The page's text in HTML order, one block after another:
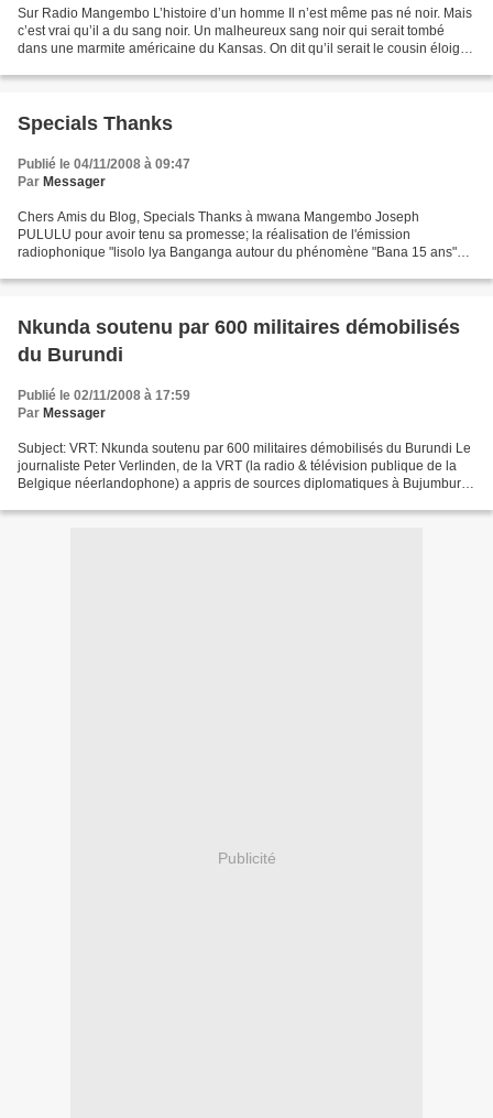
Sur Radio Mangembo L’histoire d’un homme Il n’est même pas né noir. Mais
c’est vrai qu’il a du sang noir. Un malheureux sang noir qui serait tombé
dans une marmite américaine du Kansas. On dit qu’il serait le cousin éloigné
Specials Thanks
Publié le 04/11/2008 à 09:47
Par Messager
Chers Amis du Blog, Specials Thanks à mwana Mangembo Joseph
PULULU pour avoir tenu sa promesse; la réalisation de l'émission
radiophonique "lisolo lya Banganga autour du phénomène "Bana 15 ans"
Nkunda soutenu par 600 militaires démobilisés
du Burundi
Publié le 02/11/2008 à 17:59
Par Messager
Subject: VRT: Nkunda soutenu par 600 militaires démobilisés du Burundi Le
journaliste Peter Verlinden, de la VRT (la radio & télévision publique de la
Belgique néerlandophone) a appris de sources diplomatiques à Bujumbura
Publicité